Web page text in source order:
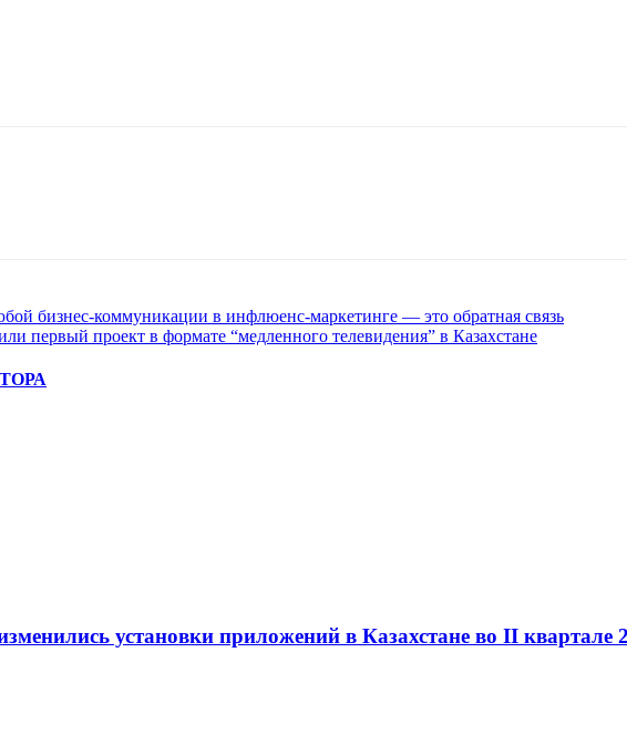
бизнес-коммуникации в инфлюенс-маркетинге — это обратная связь
первый проект в формате “медленного телевидения” в Казахстане
установки приложений в Казахстане во II квартале